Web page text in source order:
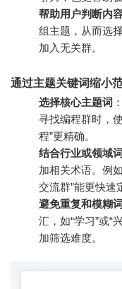
帮助用户判断内
组主题，从而选
加入无关群。
通过主题关键词缩小
选择核心主题词
寻找编程群时，
程”更精确。
结合行业或领域
加相关术语。例
交流群”能更快速
避免重复和模糊词
汇，如“学习”或“
加筛选难度。